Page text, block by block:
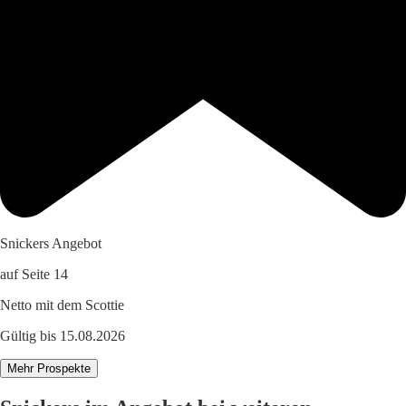
Snickers Angebot
auf Seite 14
Netto mit dem Scottie
Gültig bis 15.08.2026
Mehr Prospekte